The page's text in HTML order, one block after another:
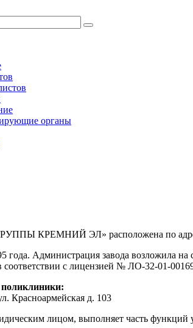
органы
КРЕМНИЙ ЭЛ» расположена по
года. Администрация завода возложила
соответствии с лицензией № ЛО-32-01-
Красноармейская д. 103
лицом, выполняет часть